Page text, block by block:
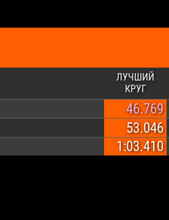
ЛУЧШИЙ
КРУГ
46.769
53.046
1:03.410